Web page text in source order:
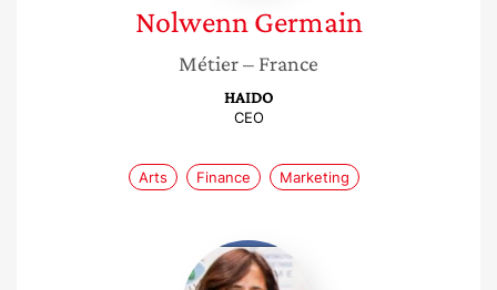
Nolwenn Germain
Métier– France
HAIDO
CEO
Arts Finance Marketing
Dalila
Ammar